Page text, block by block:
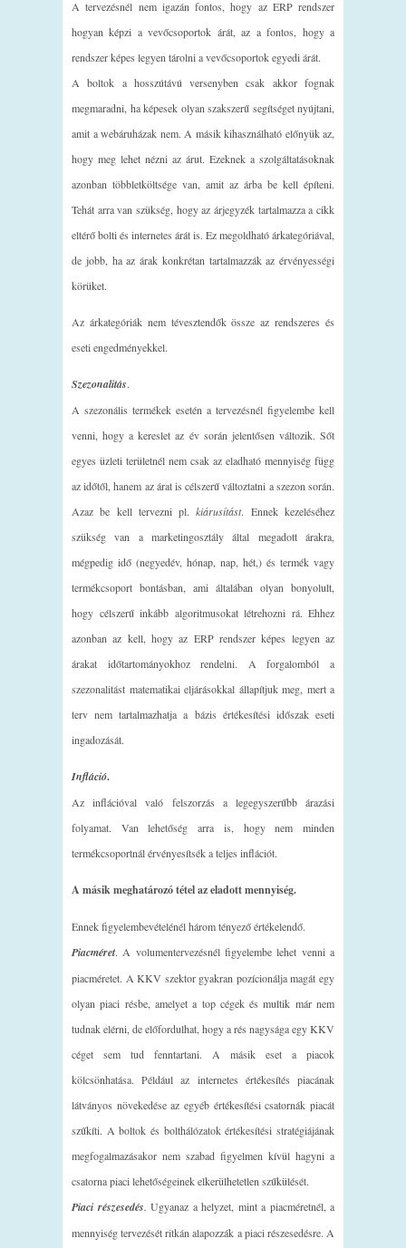
A tervezésnél nem igazán fontos, hogy az ERP rendszer
hogyan képzi a vevőcsoportok árát, az a fontos, hogy a
rendszer képes legyen tárolni a vevőcsoportok egyedi árát.
A boltok a hosszútávú versenyben csak akkor fognak
megmaradni, ha képesek olyan szakszerű segítséget nyújtani,
amit a webáruházak nem. A másik kihasználható előnyük az,
hogy meg lehet nézni az árut. Ezeknek a szolgáltatásoknak
azonban többletköltsége van, amit az árba be kell építeni.
Tehát arra van szükség, hogy az árjegyzék tartalmazza a cikk
eltérő bolti és internetes árát is. Ez megoldható árkategóriával,
de jobb, ha az árak konkrétan tartalmazzák az érvényességi
körüket.
Az árkategóriák nem tévesztendők össze az rendszeres és
eseti engedményekkel.
Szezonalitás.
A szezonális termékek esetén a tervezésnél figyelembe kell
venni, hogy a kereslet az év során jelentősen változik. Sőt
egyes üzleti területnél nem csak az eladható mennyiség függ
az időtől, hanem az árat is célszerű változtatni a szezon során.
Azaz be kell tervezni pl.kiárusítást. Ennek kezeléséhez
szükség van a marketingosztály által megadott árakra,
mégpedig idő (negyedév, hónap, nap, hét,) és termék vagy
termékcsoport bontásban, ami általában olyan bonyolult,
hogy célszerű inkább algoritmusokat létrehozni rá. Ehhez
azonban az kell, hogy az ERP rendszer képes legyen az
árakat időtartományokhoz rendelni. A forgalomból a
szezonalitást matematikai eljárásokkal állapítjuk meg, mert a
terv nem tartalmazhatja a bázis értékesítési időszak eseti
ingadozását.
Infláció.
Az inflációval való felszorzás a legegyszerűbb árazási
folyamat. Van lehetőség arra is, hogy nem minden
termékcsoportnál érvényesítsék a teljes inflációt.
A másik meghatározó tétel az eladott mennyiség.
Ennek figyelembevételénél három tényező értékelendő.
Piacméret. A volumentervezésnél figyelembe lehet venni a
piacméretet. A KKV szektor gyakran pozícionálja magát egy
olyan piaci résbe, amelyet a top cégek és multik már nem
tudnak elérni, de előfordulhat, hogy a rés nagysága egy KKV
céget sem tud fenntartani. A másik eset a piacok
kölcsönhatása. Például az internetes értékesítés piacának
látványos növekedése az egyéb értékesítési csatornák piacát
szűkíti. A boltok és bolthálózatok értékesítési stratégiájának
megfogalmazásakor nem szabad figyelmen kívül hagyni a
csatorna piaci lehetőségeinek elkerülhetetlen szűkülését.
Piaci részesedés Ugyanaz a helyzet, mint a piacméretnél, a
mennyiség tervezését ritkán alapozzák a piaci részesedésre. A